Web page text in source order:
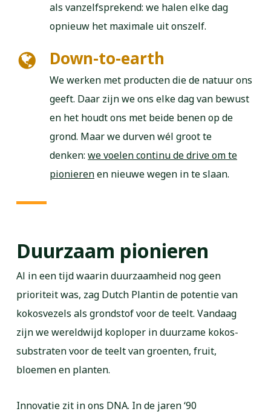
als vanzelfsprekend: we halen elke dag
opnieuw het maximale uit onszelf.
Down-to-earth
We werken met producten die de natuur ons
geeft. Daar zijn we ons elke dag van bewust
en het houdt ons met beide benen op de
grond. Maar we durven wél groot te
denken:we voelen continu de drive om te
pionierenen nieuwe wegen in te slaan.
Duurzaam pionieren
Al in een tijd waarin duurzaamheid nog geen
prioriteit was, zag Dutch Plantin de potentie van
kokosvezels als grondstof voor de teelt. Vandaag
zijn we wereldwijd koploper in duurzame kokos-
substraten voor de teelt van groenten, fruit,
bloemen en planten.
Innovatie zit in ons DNA. In de jaren ‘90